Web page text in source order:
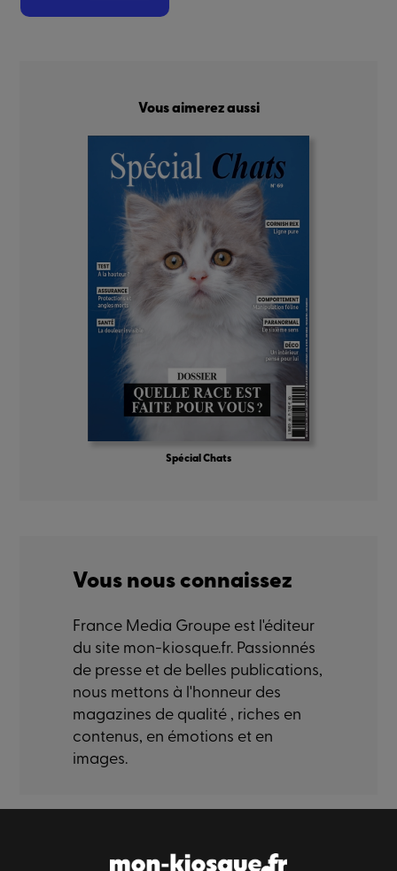
Vous aimerez aussi
Spécial Chats
Vous nous connaissez
France Media Groupe est l'éditeur
du site mon-kiosque.fr. Passionnés
de presse et de belles publications,
nous mettons à l'honneur des
magazines de qualité , riches en
contenus, en émotions et en
images.